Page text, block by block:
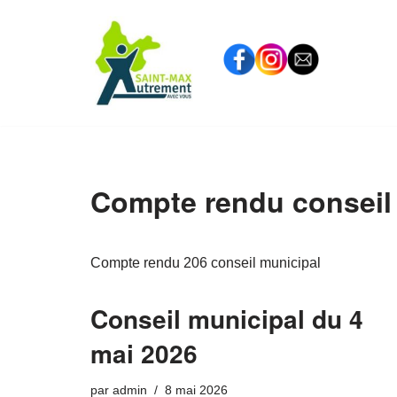
Compte rendu conseil
Compte rendu 206 conseil municipal
Conseil municipal du 4
mai 2026
par admin 8 mai 2026